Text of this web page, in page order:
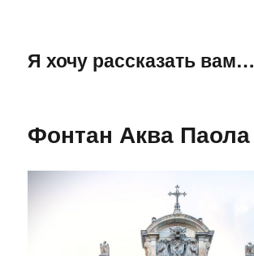
Я хочу рассказать вам…
Фонтан Аква Паола